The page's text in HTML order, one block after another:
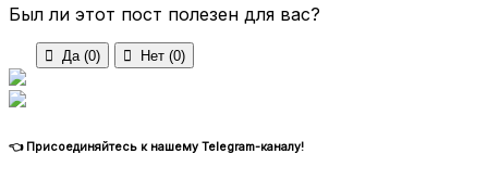
Был ли этот пост полезен для вас?
 Да (0)  Нет (0)
👈 Присоединяйтесь к нашему Telegram-каналу!